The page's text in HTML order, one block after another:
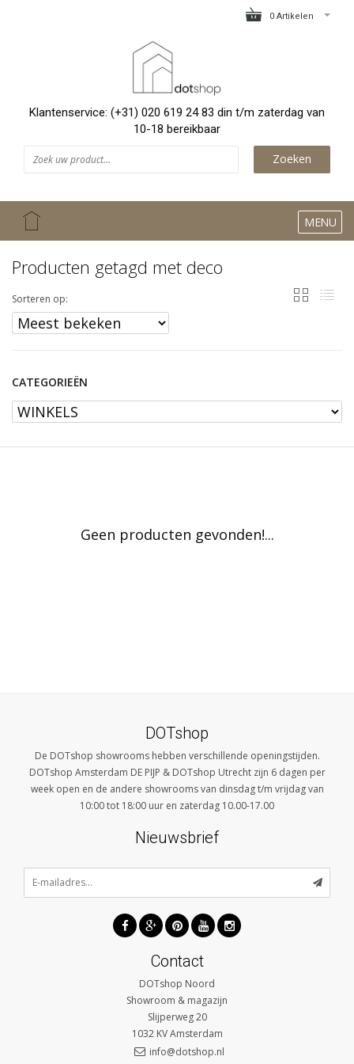
0 Artikelen
Klantenservice: (+31) 020 619 24 83 din t/m zaterdag van
10-18 bereikbaar
Zoeken
MENU
Producten getagd met deco
Sorteren op:
CATEGORIEËN
Geen producten gevonden!...
DOTshop
De DOTshop showrooms hebben verschillende openingstijden.
DOTshop Amsterdam DE PIJP & DOTshop Utrecht zijn 6 dagen per
week open en de andere showrooms van dinsdag t/m vrijdag van
10:00 tot 18:00 uur en zaterdag 10.00-17.00
Nieuwsbrief
Contact
DOTshop Noord
Showroom & magazijn
Slijperweg 20
1032 KV Amsterdam
info@dotshop.nl